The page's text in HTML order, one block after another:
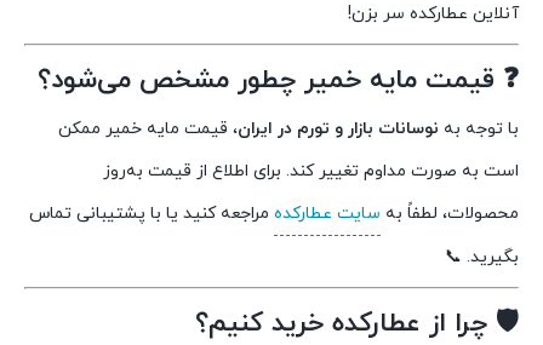
آنلاین عطارکده سر بزن!
❓ قیمت مایه خمیر چطور مشخص می‌شود؟
با توجه به نوسانات بازار و تورم در ایران، قیمت مایه خمیر ممکن
است به صورت مداوم تغییر کند. برای اطلاع از قیمت به‌روز
محصولات، لطفاً به سایت عطارکده مراجعه کنید یا با پشتیبانی تماس
بگیرید. 📞
🛡️ چرا از عطارکده خرید کنیم؟